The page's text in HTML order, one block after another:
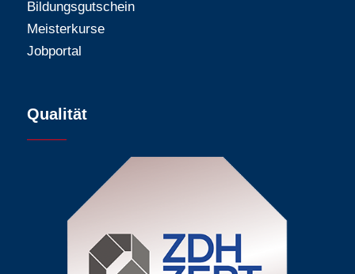
Bildungsgutschein
Meisterkurse
Jobportal
Qualität